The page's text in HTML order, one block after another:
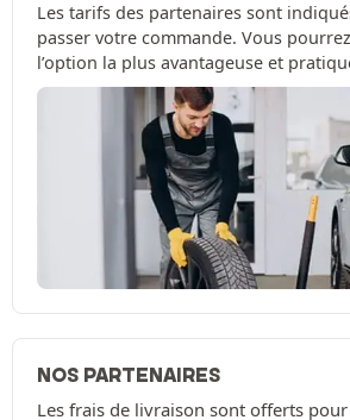
Les tarifs des partenaires sont
passer votre commande. Vous
l’option la plus avantageuse et
NOS PARTENAIRES
Les frais de livraison sont offerts